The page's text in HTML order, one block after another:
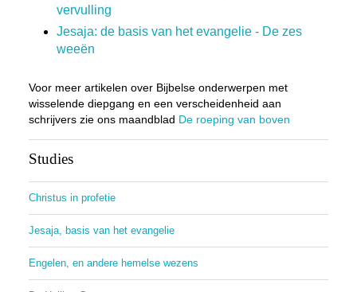
vervulling
Jesaja: de basis van het evangelie - De zes
weeën
Voor meer artikelen over Bijbelse onderwerpen met
wisselende diepgang en een verscheidenheid aan
schrijvers zie ons maandblad De roeping van boven
Studies
Christus in profetie
Jesaja, basis van het evangelie
Engelen, en andere hemelse wezens